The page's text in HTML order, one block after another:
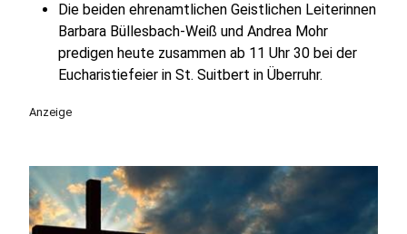
Die beiden ehrenamtlichen Geistlichen Leiterinnen
Barbara Büllesbach-Weiß und Andrea Mohr
predigen heute zusammen ab 11 Uhr 30 bei der
Eucharistiefeier in St. Suitbert in Überruhr.
Anzeige